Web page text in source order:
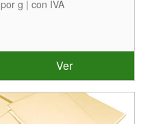
por g | con IVA
Ver